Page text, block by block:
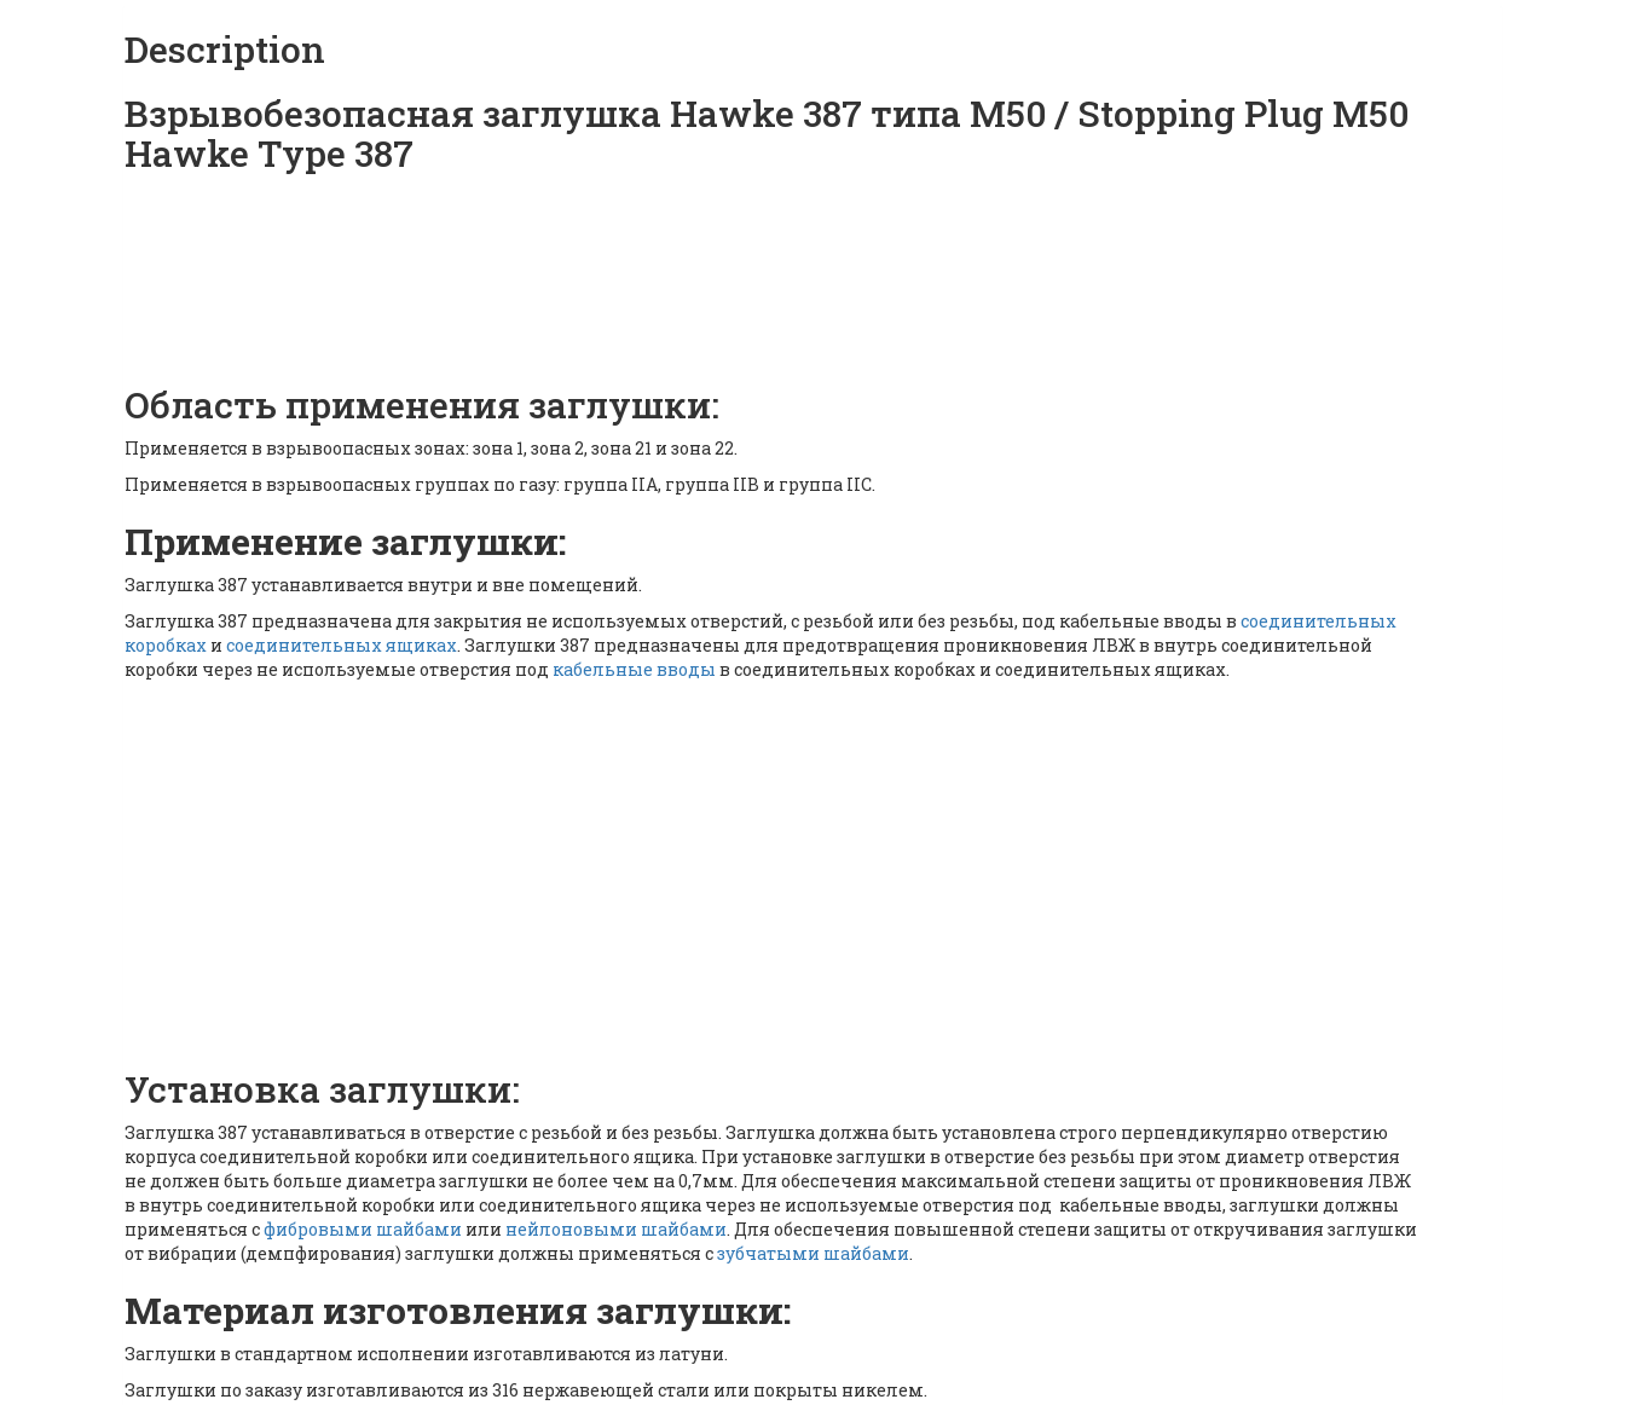
Description
Взрывобезопасная заглушка Hawke 387 типа M50 / Stopping Plug M50
Hawke Type 387
Область применения заглушки:
Применяется в взрывоопасных зонах: зона 1, зона 2, зона 21 и зона 22.
Применяется в взрывоопасных группах по газу: группа IIA, группа IIB и группа IIC.
Применение заглушки:
Заглушка 387 устанавливается внутри и вне помещений.
Заглушка 387 предназначена для закрытия не используемых отверстий, с резьбой или без резьбы, под кабельные вводы в соединительных
коробках и соединительных ящиках. Заглушки 387 предназначены для предотвращения проникновения ЛВЖ в внутрь соединительной
коробки через не используемые отверстия под кабельные вводы в соединительных коробках и соединительных ящиках.
Установка заглушки:
Заглушка 387 устанавливаться в отверстие с резьбой и без резьбы. Заглушка должна быть установлена строго перпендикулярно отверстию
корпуса соединительной коробки или соединительного ящика. При установке заглушки в отверстие без резьбы при этом диаметр отверстия
не должен быть больше диаметра заглушки не более чем на 0,7мм. Для обеспечения максимальной степени защиты от проникновения ЛВЖ
в внутрь соединительной коробки или соединительного ящика через не используемые отверстия под кабельные вводы, заглушки должны
применяться сфибровыми шайбами или нейлоновыми шайбами. Для обеспечения повышенной степени защиты от откручивания заглушки
от вибрации (демпфирования) заглушки должны применяться сзубчатыми шайбами.
Материал изготовления заглушки:
Заглушки в стандартном исполнении изготавливаются из латуни.
Заглушки по заказу изготавливаются из 316 нержавеющей стали или покрыты никелем.